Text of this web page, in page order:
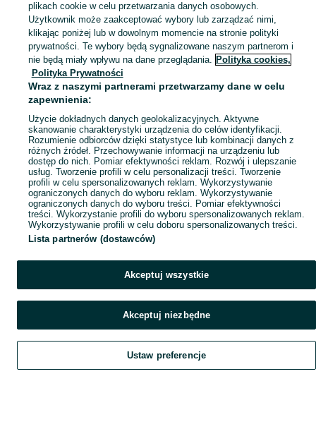
Sprzedaż zegarków Apple Watch Łódzkie ▶️ Szeroki wybór ✅ Nowe i używane w atrakcyjnych cenach ☝ Sprawdź ogłoszenia i kupuj online na OLX.pl! Zobacz
Mapa kategorii
Mapa miejscowości
Mapa ministron
Szukaj Obserwujesz Dodaj Czat Konto
plikach cookie w celu przetwarzania danych osobowych.
Użytkownik może zaakceptować wybory lub zarządzać nimi,
klikając poniżej lub w dowolnym momencie na stronie polityki
prywatności. Te wybory będą sygnalizowane naszym partnerom i
nie będą miały wpływu na dane przeglądania. Polityka cookies,
Polityka Prywatności
Wraz z naszymi partnerami przetwarzamy dane w celu
zapewnienia:
Użycie dokładnych danych geolokalizacyjnych. Aktywne
skanowanie charakterystyki urządzenia do celów identyfikacji.
Rozumienie odbiorców dzięki statystyce lub kombinacji danych z
różnych źródeł. Przechowywanie informacji na urządzeniu lub
dostęp do nich. Pomiar efektywności reklam. Rozwój i ulepszanie
usług. Tworzenie profili w celu personalizacji treści. Tworzenie
profili w celu spersonalizowanych reklam. Wykorzystywanie
ograniczonych danych do wyboru reklam. Wykorzystywanie
ograniczonych danych do wyboru treści. Pomiar efektywności
treści. Wykorzystanie profili do wyboru spersonalizowanych reklam.
Wykorzystywanie profili w celu doboru spersonalizowanych treści.
Lista partnerów (dostawców)
Akceptuj wszystkie
Akceptuj niezbędne
Ustaw preferencje